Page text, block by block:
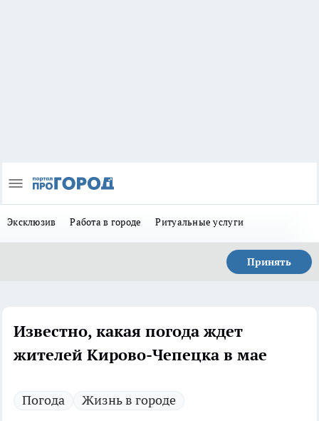
Эксклюзив Работа в городе Ритуальные услуги
Принять
Известно, какая погода ждет
жителей Кирово-Чепецка в мае
Погода Жизнь в городе